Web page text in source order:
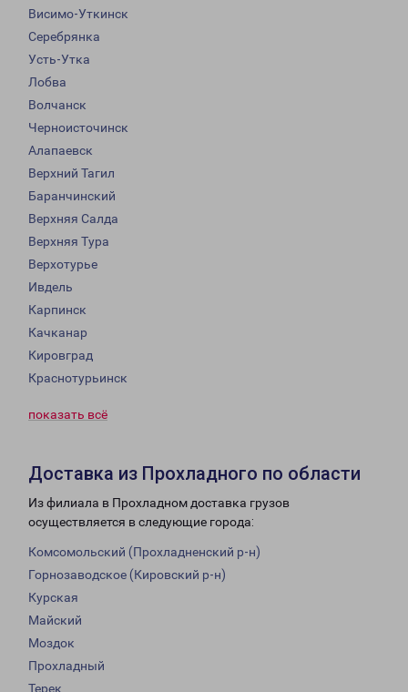
Висимо-Уткинск
Серебрянка
Усть-Утка
Лобва
Волчанск
Черноисточинск
Алапаевск
Верхний Тагил
Баранчинский
Верхняя Салда
Верхняя Тура
Верхотурье
Ивдель
Карпинск
Качканар
Кировград
Краснотурьинск
показать всё
Доставка из Прохладного по области
Из филиала в Прохладном доставка грузов
осуществляется в следующие города:
Комсомольский (Прохладненский р-н)
Горнозаводское (Кировский р-н)
Курская
Майский
Моздок
Прохладный
Терек